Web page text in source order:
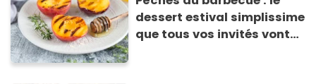
dessert estival simplissime
que tous vos invités vont